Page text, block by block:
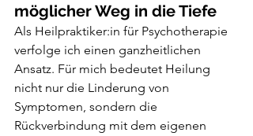
möglicher Weg in die Tiefe
Als Heilpraktiker:in für Psychotherapie
verfolge ich einen ganzheitlichen
Ansatz. Für mich bedeutet Heilung
nicht nur die Linderung von
Symptomen, sondern die
Rückverbindung mit dem eigenen